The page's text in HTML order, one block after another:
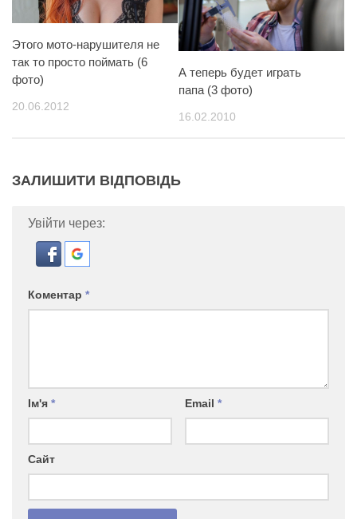
Этого мото-нарушителя не
так то просто поймать (6
фото)
20.06.2012
А теперь будет играть
папа (3 фото)
16.02.2010
ЗАЛИШИТИ ВІДПОВІДЬ
Увійти через:
Коментар *
Ім'я * Email *
Сайт